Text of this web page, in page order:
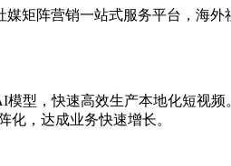
矩阵营销一站式服务平台，海外
，快速高效生产本地化短视频
化，达成业务快速增长。